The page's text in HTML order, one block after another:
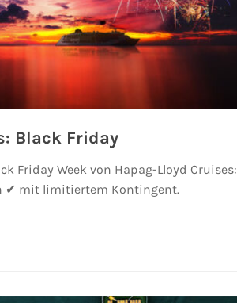
Black Friday
Friday Week von Hapag-Lloyd Cruises:
✔ mit limitiertem Kontingent.